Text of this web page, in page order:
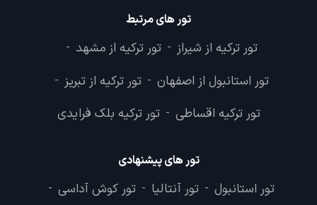
تور های مرتبط
تور ترکیه از شیراز - تور ترکیه از مشهد -
تور استانبول از اصفهان - تور ترکیه از تبریز -
تور ترکیه اقساطی - تور ترکیه بلک فرایدی
تور های پیشنهادی
تور استانبول - تور آنتالیا - تور کوش آداسی -